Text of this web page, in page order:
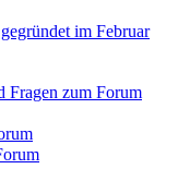
im Februar
zum Forum